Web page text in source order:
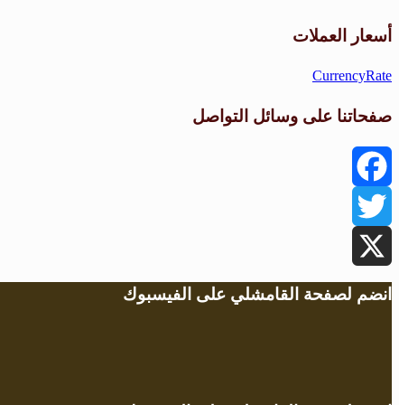
أسعار العملات
CurrencyRate
صفحاتنا على وسائل التواصل
Facebook
Twitter
X
انضم لصفحة القامشلي على الفيسبوك